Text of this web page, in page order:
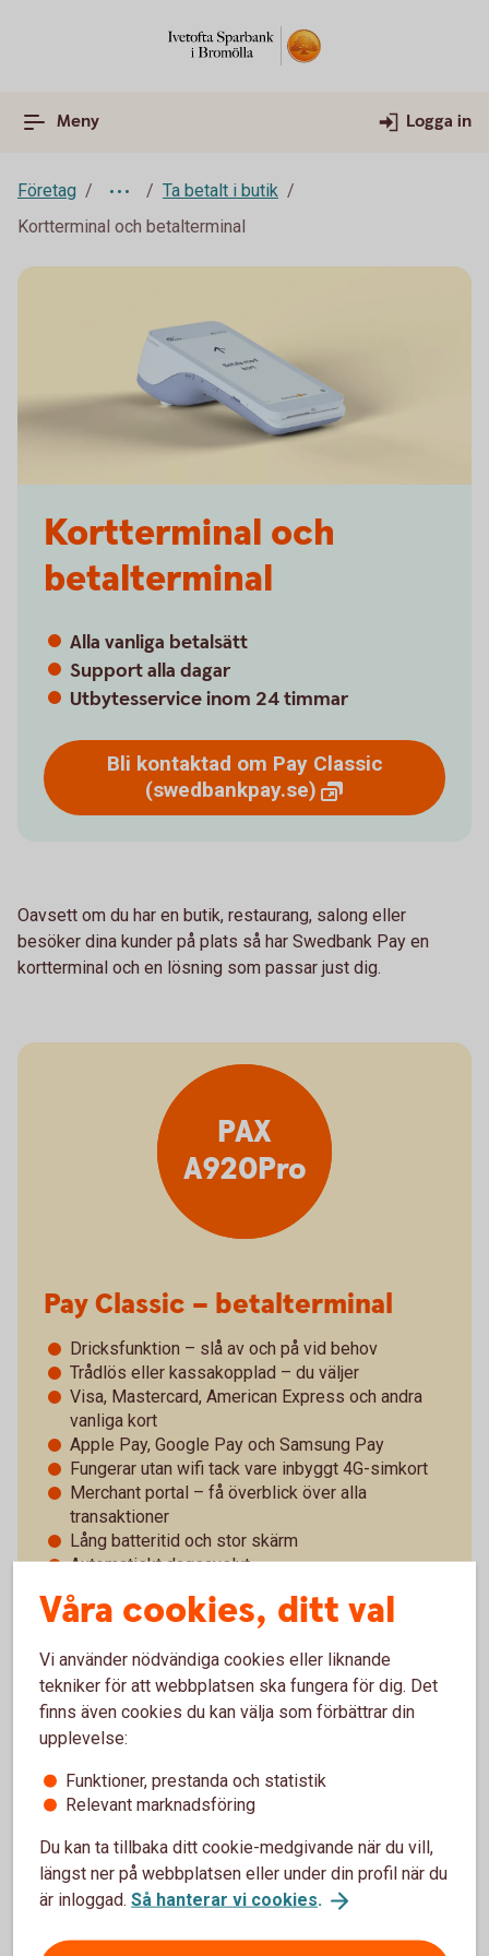
Meny Logga in
Företag
Ta betalt i butik
Kortterminal och betalterminal
Kortterminal och
betalterminal
Alla vanliga betalsätt
Support alla dagar
Utbytesservice inom 24 timmar
Bli kontaktad om Pay Classic
(swedbankpay.se)
Oavsett om du har en butik, restaurang, salong eller
besöker dina kunder på plats så har Swedbank Pay en
kortterminal och en lösning som passar just dig.
Pay Classic – betalterminal
Dricksfunktion – slå av och på vid behov
Trådlös eller kassakopplad – du väljer
Visa, Mastercard, American Express och andra
vanliga kort
Apple Pay, Google Pay och Samsung Pay
Fungerar utan wifi tack vare inbyggt 4G-simkort
Merchant portal – få överblick över alla
transaktioner
Lång batteritid och stor skärm
Automatiskt dagsavslut
Enkelt med återköp (returer)
Enkel beställning och utbyte av kvittorullar
Support alla dagar
PAX
A920Pro
Pay Classic - pris och villkor
Vad betyder det att kortterminalen är trådlös?
Vad kan man göra i portalen?
Våra cookies, ditt val
Vi använder nödvändiga cookies eller liknande
tekniker för att webbplatsen ska fungera för dig. Det
finns även cookies du kan välja som förbättrar din
upplevelse:
Funktioner, prestanda och statistik
Relevant marknadsföring
Du kan ta tillbaka ditt cookie-medgivande när du vill,
längst ner på webbplatsen eller under din profil när du
är inloggad. Så hanterar vi cookies.